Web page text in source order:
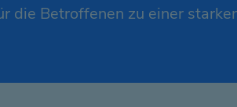
die Betroffenen zu einer